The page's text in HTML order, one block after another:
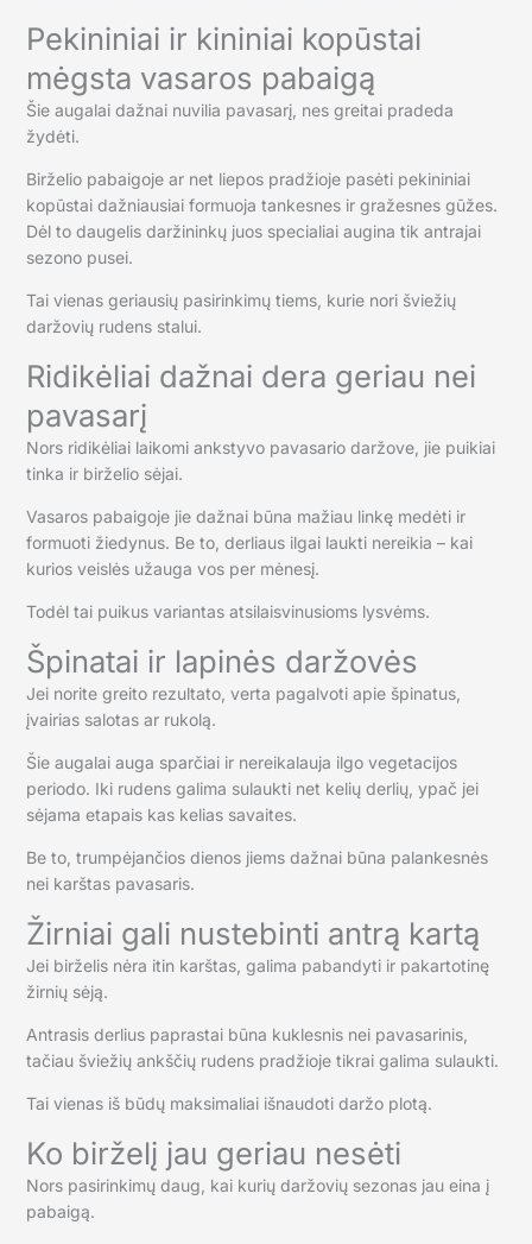
Pekininiai ir kininiai kopūstai
mėgsta vasaros pabaigą
Šie augalai dažnai nuvilia pavasarį, nes greitai pradeda
žydėti.
Birželio pabaigoje ar net liepos pradžioje pasėti pekininiai
kopūstai dažniausiai formuoja tankesnes ir gražesnes gūžes.
Dėl to daugelis daržininkų juos specialiai augina tik antrajai
sezono pusei.
Tai vienas geriausių pasirinkimų tiems, kurie nori šviežių
daržovių rudens stalui.
Ridikėliai dažnai dera geriau nei
pavasarį
Nors ridikėliai laikomi ankstyvo pavasario daržove, jie puikiai
tinka ir birželio sėjai.
Vasaros pabaigoje jie dažnai būna mažiau linkę medėti ir
formuoti žiedynus. Be to, derliaus ilgai laukti nereikia – kai
kurios veislės užauga vos per mėnesį.
Todėl tai puikus variantas atsilaisvinusioms lysvėms.
Špinatai ir lapinės daržovės
Jei norite greito rezultato, verta pagalvoti apie špinatus,
įvairias salotas ar rukolą.
Šie augalai auga sparčiai ir nereikalauja ilgo vegetacijos
periodo. Iki rudens galima sulaukti net kelių derlių, ypač jei
sėjama etapais kas kelias savaites.
Be to, trumpėjančios dienos jiems dažnai būna palankesnės
nei karštas pavasaris.
Žirniai gali nustebinti antrą kartą
Jei birželis nėra itin karštas, galima pabandyti ir pakartotinę
žirnių sėją.
Antrasis derlius paprastai būna kuklesnis nei pavasarinis,
tačiau šviežių ankščių rudens pradžioje tikrai galima sulaukti.
Tai vienas iš būdų maksimaliai išnaudoti daržo plotą.
Ko birželį jau geriau nesėti
Nors pasirinkimų daug, kai kurių daržovių sezonas jau eina į
pabaigą.